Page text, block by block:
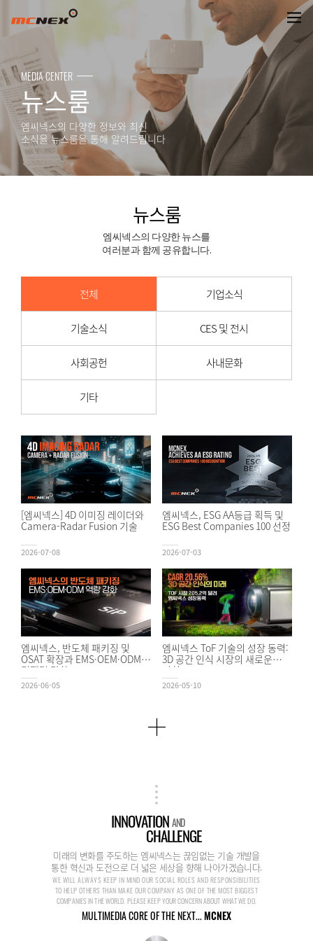
뉴스룸
MEDIA CENTER
뉴스룸
엠씨넥스의 다양한 정보와 최신
소식을 뉴스룸을 통해 알려드립니다
뉴스룸
엠씨넥스의 다양한 뉴스를
여러분과 함께 공유합니다.
전체 기업소식
기술소식 CES 및 전시
사회공헌 사내문화
기타
[엠씨넥스] 4D 이미징 레이더와
Camera-Radar Fusion 기술
2026-07-08
엠씨넥스, ESG AA등급 획득 및
ESG Best Companies 100 선정
2026-07-03
엠씨넥스, 반도체 패키징 및
OSAT 확장과 EMS·OEM·ODM
경쟁력 강화
2026-06-05
엠씨넥스 ToF 기술의 성장 동력:
3D 공간 인식 시장의 새로운
기회
2026-05-10
INNOVATIONAND
CHALLENGE
미래의 변화를 주도하는 엠씨넥스는 끊임없는 기술 개발을
통한 혁신과 도전으로 더 넓은 세상을 향해 나아가겠습니다.
WE WILL ALWAYS KEEP IN MIND OUR SOCIAL ROLES AND RESPONSIBILITIES
TO HELP OTHERS THAN MAKE OUR COMPANY AS ONE OF THE MOST BIGGEST
COMPANIES IN THE WORLD. PLEASE KEEP YOUR CONCERN ABOUT WHAT WE DO.
MULTIMEDIA CORE OF THE NEXT...MCNEX